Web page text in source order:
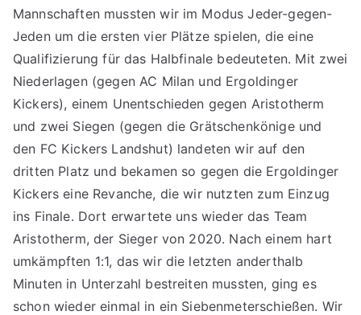
Mannschaften mussten wir im Modus Jeder-gegen-
Jeden um die ersten vier Plätze spielen, die eine
Qualifizierung für das Halbfinale bedeuteten. Mit zwei
Niederlagen (gegen AC Milan und Ergoldinger
Kickers), einem Unentschieden gegen Aristotherm
und zwei Siegen (gegen die Grätschenkönige und
den FC Kickers Landshut) landeten wir auf den
dritten Platz und bekamen so gegen die Ergoldinger
Kickers eine Revanche, die wir nutzten zum Einzug
ins Finale. Dort erwartete uns wieder das Team
Aristotherm, der Sieger von 2020. Nach einem hart
umkämpften 1:1, das wir die letzten anderthalb
Minuten in Unterzahl bestreiten mussten, ging es
schon wieder einmal in ein Siebenmeterschießen. Wir